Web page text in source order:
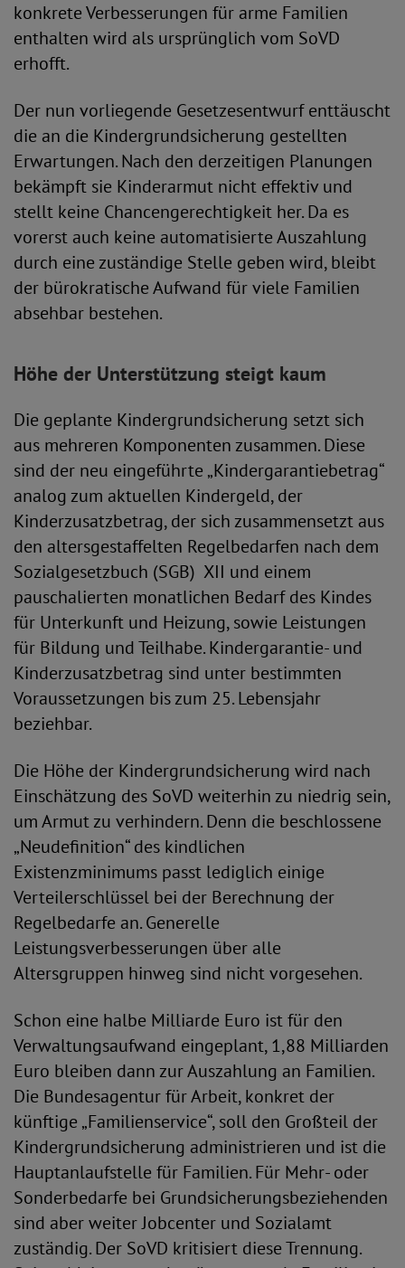
konkrete Verbesserungen für arme Familien
enthalten wird als ursprünglich vom SoVD
erhofft.
Der nun vorliegende Gesetzesentwurf enttäuscht
die an die Kindergrundsicherung gestellten
Erwartungen. Nach den derzeitigen Planungen
bekämpft sie Kinderarmut nicht effektiv und
stellt keine Chancengerechtigkeit her. Da es
vorerst auch keine automatisierte Auszahlung
durch eine zuständige Stelle geben wird, bleibt
der bürokratische Aufwand für viele Familien
absehbar bestehen.
Höhe der Unterstützung steigt kaum
Die geplante Kindergrundsicherung setzt sich
aus mehreren Komponenten zusammen. Diese
sind der neu eingeführte „Kindergarantiebetrag“
analog zum aktuellen Kindergeld, der
Kinderzusatzbetrag, der sich zusammensetzt aus
den altersgestaffelten Regelbedarfen nach dem
Sozialgesetzbuch (SGB) XII und einem
pauschalierten monatlichen Bedarf des Kindes
für Unterkunft und Heizung, sowie Leistungen
für Bildung und Teilhabe. Kindergarantie- und
Kinderzusatzbetrag sind unter bestimmten
Voraussetzungen bis zum 25. Lebensjahr
beziehbar.
Die Höhe der Kindergrundsicherung wird nach
Einschätzung des SoVD weiterhin zu niedrig sein,
um Armut zu verhindern. Denn die beschlossene
„Neudefinition“ des kindlichen
Existenzminimums passt lediglich einige
Verteilerschlüssel bei der Berechnung der
Regelbedarfe an. Generelle
Leistungsverbesserungen über alle
Altersgruppen hinweg sind nicht vorgesehen.
Schon eine halbe Milliarde Euro ist für den
Verwaltungsaufwand eingeplant, 1,88 Milliarden
Euro bleiben dann zur Auszahlung an Familien.
Die Bundesagentur für Arbeit, konkret der
künftige „Familienservice“, soll den Großteil der
Kindergrundsicherung administrieren und ist die
Hauptanlaufstelle für Familien. Für Mehr- oder
Sonderbedarfe bei Grundsicherungsbeziehenden
sind aber weiter Jobcenter und Sozialamt
zuständig. Der SoVD kritisiert diese Trennung.